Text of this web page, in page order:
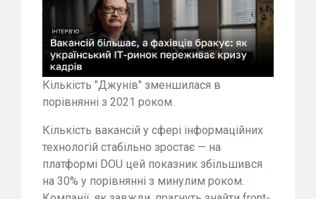
Кількість "Джунів" зменшилася в
порівнянні з 2021 роком.
Кількість вакансій у сфері інформаційних
технологій стабільно зростає — на
платформі DOU цей показник збільшився
на 30% у порівнянні з минулим роком.